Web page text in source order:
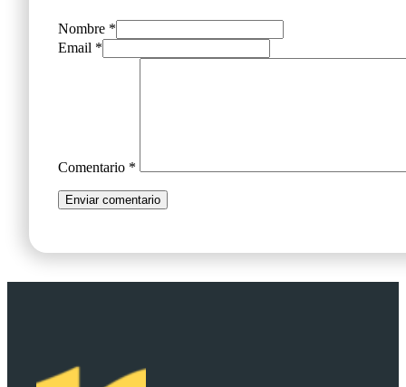
Nombre *
Email *
Comentario *